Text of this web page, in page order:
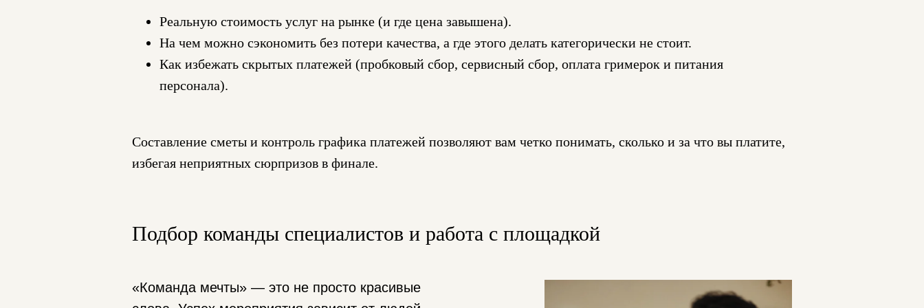
Реальную стоимость услуг на рынке (и где цена завышена).
На чем можно сэкономить без потери качества, а где этого делать категорически не стоит.
Как избежать скрытых платежей (пробковый сбор, сервисный сбор, оплата гримерок и питания
персонала).
Составление сметы и контроль графика платежей позволяют вам четко понимать, сколько и за что вы платите,
избегая неприятных сюрпризов в финале.
Подбор команды специалистов и работа с площадкой
«Команда мечты» — это не просто красивые